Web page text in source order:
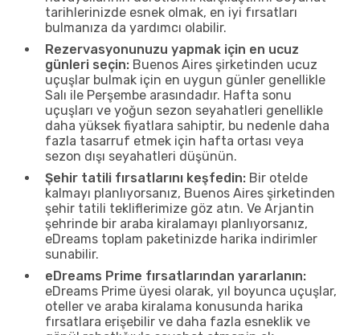
tarihlerinizde esnek olmak, en iyi fırsatları
bulmanıza da yardımcı olabilir.
Rezervasyonunuzu yapmak için en ucuz
günleri seçin: Buenos Aires şirketinden ucuz
uçuşlar bulmak için en uygun günler genellikle
Salı ile Perşembe arasındadır. Hafta sonu
uçuşları ve yoğun sezon seyahatleri genellikle
daha yüksek fiyatlara sahiptir, bu nedenle daha
fazla tasarruf etmek için hafta ortası veya
sezon dışı seyahatleri düşünün.
Şehir tatili fırsatlarını keşfedin: Bir otelde
kalmayı planlıyorsanız, Buenos Aires şirketinden
şehir tatili tekliflerimize göz atın. Ve Arjantin
şehrinde bir araba kiralamayı planlıyorsanız,
eDreams toplam paketinizde harika indirimler
sunabilir.
eDreams Prime fırsatlarından yararlanın:
eDreams Prime üyesi olarak, yıl boyunca uçuşlar,
oteller ve araba kiralama konusunda harika
fırsatlara erişebilir ve daha fazla esneklik ve